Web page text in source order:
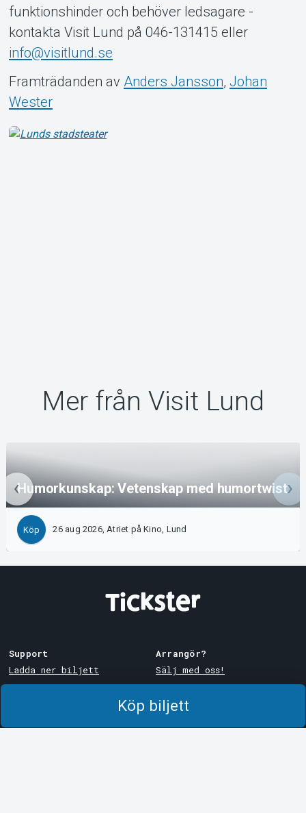
Köp biljett
funktionshinder och behöver ledsagare -
kontakta Visit Lund på 046-131415 eller
info@visitlund.se
Framträdanden av Anders Jansson, Johan
Wester
Mer från Visit Lund
Humorkunskap: Vetenskap med humortwist
Köp 26 aug 2026, Atriet på Kino, Lund
Support
Ladda ner biljett
Köp- och leveransvillkor
Integritetspolicy
Arrangör?
Sälj med oss!
System Support